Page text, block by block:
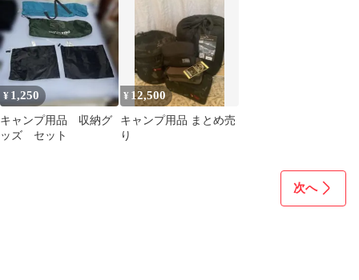
ャンプ キャンプ用品
ニック ソロキャンプ ア
ウトドア用品 テント設
営 キャンプ設営用品 設
営用具 コード:53862
¥ 1,250
キャンプ用品 収納グ
ッズ セット
¥ 12,500
キャンプ用品 まとめ売
り
次へ